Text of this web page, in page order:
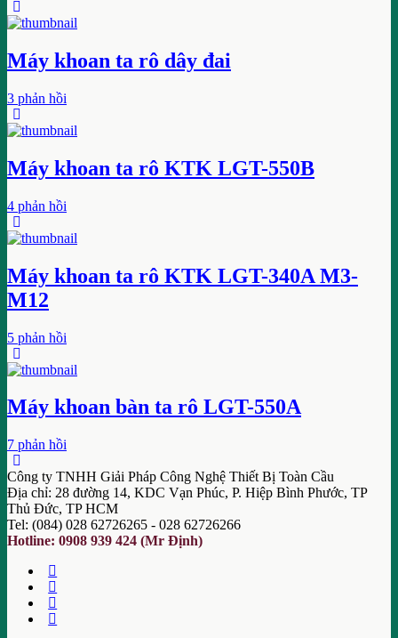
Máy khoan ta rô dây đai
3 phản hồi
Máy khoan ta rô KTK LGT-550B
4 phản hồi
Máy khoan ta rô KTK LGT-340A M3-
M12
5 phản hồi
Máy khoan bàn ta rô LGT-550A
7 phản hồi
Công ty TNHH Giải Pháp Công Nghệ Thiết Bị Toàn Cầu
Địa chỉ: 28 đường 14, KDC Vạn Phúc, P. Hiệp Bình Phước, TP
Thủ Đức, TP HCM
Tel: (084) 028 62726265 - 028 62726266
Hotline: 0908 939 424 (Mr Định)